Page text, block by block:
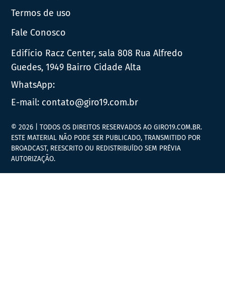
Termos de uso
Fale Conosco
Edifício Racz Center, sala 808 Rua Alfredo
Guedes, 1949 Bairro Cidade Alta
WhatsApp:
E-mail: contato@giro19.com.br
© 2026 | TODOS OS DIREITOS RESERVADOS AO GIRO19.COM.BR.
ESTE MATERIAL NÃO PODE SER PUBLICADO, TRANSMITIDO POR
BROADCAST, REESCRITO OU REDISTRIBUÍDO SEM PRÉVIA
AUTORIZAÇÃO.